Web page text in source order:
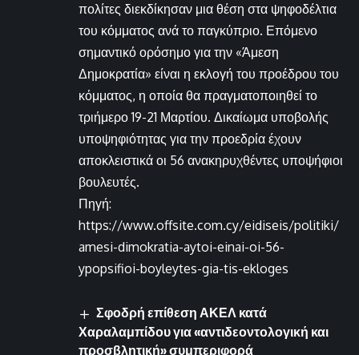
πολίτες διεκδίκησαν μια θέση στα ψηφοδέλτια
του κόμματος ανά το παγκύπριο. Επόμενο
σημαντικό ορόσημο για την «Άμεση
Δημοκρατία» είναι η εκλογή του προέδρου του
κόμματος, η οποία θα πραγματοποιηθεί το
τριήμερο 19-21 Μαρτίου. Δικαίωμα υποβολής
υποψηφιότητας για την προεδρία έχουν
αποκλειστικά οι 56 ανακηρυχθέντες υποψήφιοι
βουλευτές.
Πηγή:
https://www.offsite.com.cy/eidiseis/politiki/
amesi-dimokratia-aytoi-einai-oi-56-
ypopsifioi-boyleytes-gia-tis-ekloges
Σφοδρή επίθεση ΑΚΕΛ κατά
Χαραλαμπίδου για «αντιδεοντολογική και
προσβλητική» συμπεριφορά